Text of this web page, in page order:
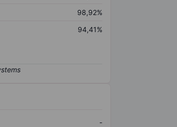
98,92%
94,41%
-